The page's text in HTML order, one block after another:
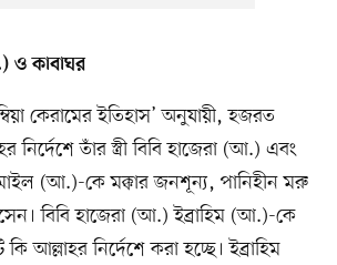
ও কাবাঘর
কেরামের ইতিহাস’ অনুযায়ী, হজরত
নির্দেশে তাঁর স্ত্রী বিবি হাজেরা (আ.) এবং
(আ.)-কে মক্কার জনশূন্য, পানিহীন মরু
বিবি হাজেরা (আ.) ইব্রাহিম (আ.)-কে
আল্লাহর নির্দেশে করা হচ্ছে। ইব্রাহিম